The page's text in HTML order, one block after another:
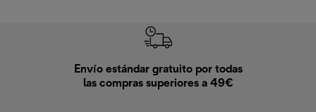
Envío estándar gratuito por todas
las compras superiores a 49€